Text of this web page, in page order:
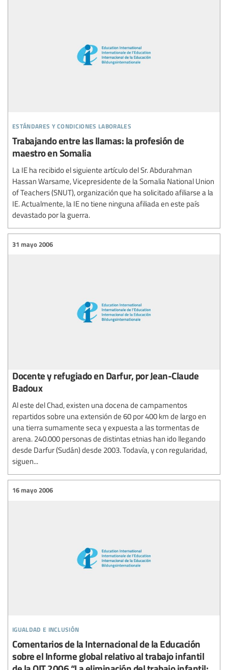
estándares y condiciones laborales
Trabajando entre las llamas: la profesión de
maestro en Somalia
La IE ha recibido el siguiente artículo del Sr. Abdurahman
Hassan Warsame, Vicepresidente de la Somalia National Union
of Teachers (SNUT), organización que ha solicitado afiliarse a la
IE. Actualmente, la IE no tiene ninguna afiliada en este país
devastado por la guerra.
31 mayo 2006
Docente y refugiado en Darfur, por Jean-Claude
Badoux
Al este del Chad, existen una docena de campamentos
repartidos sobre una extensión de 60 por 400 km de largo en
una tierra sumamente seca y expuesta a las tormentas de
arena. 240.000 personas de distintas etnias han ido llegando
desde Darfur (Sudán) desde 2003. Todavía, y con regularidad,
siguen...
igualdad e inclusión
16 mayo 2006
Comentarios de la Internacional de la Educación
sobre el Informe global relativo al trabajo infantil